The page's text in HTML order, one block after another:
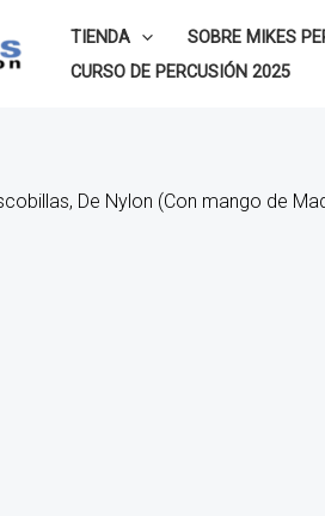
TIENDA SOBRE MIKES
CURSO DE PERCUSIÓN 2025